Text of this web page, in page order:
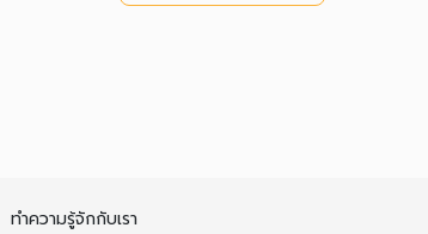
ทำความรู้จักกับเรา